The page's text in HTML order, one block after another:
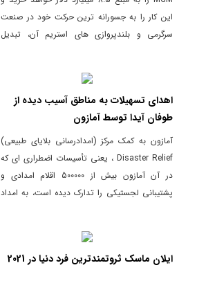
این کار را به جسورانه ترین حرکت خود در صنعت
سرگرمی و بلندپروازی های استریم آن، تبدیل
اهدای تسهیلات به مناطق آسیب دیده از
طوفان آیدا توسط آمازون
آمازون به کمک مرکز (امدادرسانی بلایای طبیعی)
Disaster Relief ، یعنی تأسیسات اضطراری ای که
در آن آمازون بیش از 500000 اقلام امدادی و
پشتیبانی لجستیکی را تدارک دیده است، به امداد
ایلان ماسک ثروتمندترین فرد دنیا در 2021